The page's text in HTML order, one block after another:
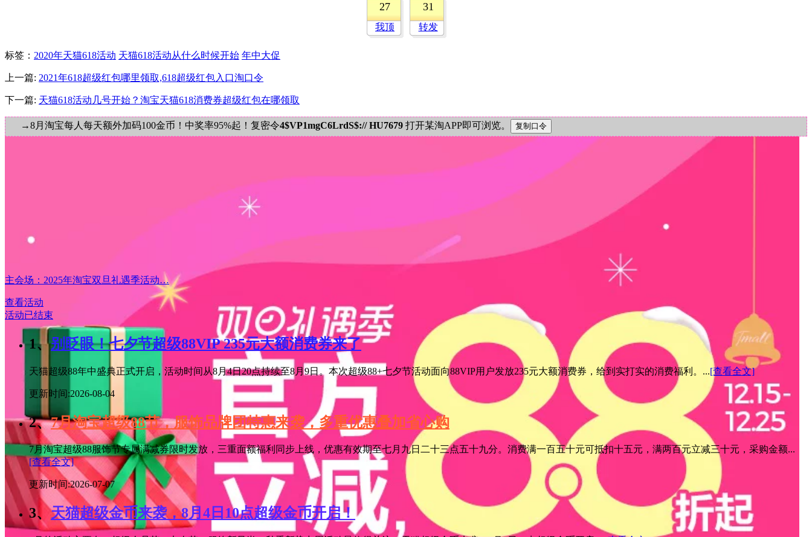
27
我顶
31
转发
标签 ： 2020年天猫618活动 天猫618活动从什么时候开始 年中大促
上一篇: 2021年618超级红包哪里领取,618超级红包入口淘口令
下一篇: 天猫618活动几号开始？淘宝天猫618消费券超级红包在哪领取
→8月淘宝每人每天额外加码100金币！中奖率95%起！复密令4$VP1mgC6LrdS$:// HU7679 打开某淘APP即可浏览。
主会场：2025年淘宝双旦礼遇季活动…
查看活动
活动已结束
1、别眨眼！七夕节超级88VIP 235元大额消费券来了
天猫超级88年中盛典正式开启，活动时间从8月4日20点持续至8月9日。本次超级88+七夕节活动面向88VIP用户发放235元大额消费券，给到实打实的消费福利。...[查看全文]
更新时间:2026-08-04
2、7月淘宝超级88节，服饰品牌团特惠来袭，多重优惠叠加省心购
7月淘宝超级88服饰节专属满减券限时发放，三重面额福利同步上线，优惠有效期至七月九日二十三点五十九分。消费满一百五十元可抵扣十五元，满两百元立减三十元，采购金额...
[查看全文]
更新时间:2026-07-07
3、天猫超级金币来袭，8月4日10点超级金币开启！